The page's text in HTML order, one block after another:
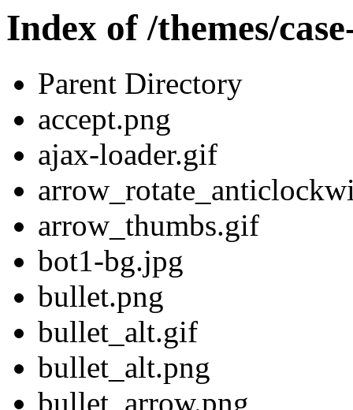
Index of /themes/
Parent Directory
accept.png
ajax-loader.gif
arrow_thumbs.gif
bot1-bg.jpg
bullet.png
bullet_alt.gif
bullet_alt.png
bullet_arrow.png